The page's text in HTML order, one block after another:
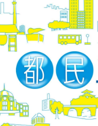
イベント・グッズ
YouTube
会社情報